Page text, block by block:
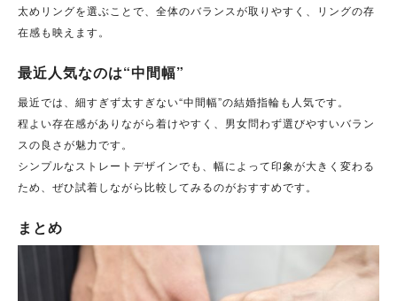
太めリングを選ぶことで、全体のバランスが取りやすく、リングの存
在感も映えます。
最近人気なのは“中間幅”
最近では、細すぎず太すぎない“中間幅”の結婚指輪も人気です。
程よい存在感がありながら着けやすく、男女問わず選びやすいバラン
スの良さが魅力です。
シンプルなストレートデザインでも、幅によって印象が大きく変わる
ため、ぜひ試着しながら比較してみるのがおすすめです。
まとめ